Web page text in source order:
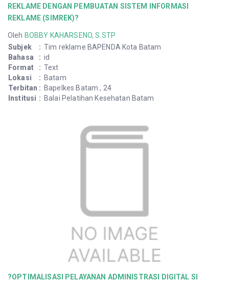
REKLAME DENGAN PEMBUATAN SISTEM INFORMASI
REKLAME (SIMREK)?
Oleh BOBBY KAHARSENO, S.STP
Subjek
: Tim reklame BAPENDA Kota Batam
Bahasa
: id
Format
: Text
Lokasi
: Batam
Terbitan : Bapelkes Batam , 24
Institusi : Balai Pelatihan Kesehatan Batam
?OPTIMALISASI PELAYANAN ADMINISTRASI DIGITAL SI